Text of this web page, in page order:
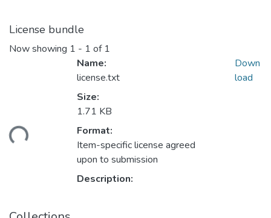
License bundle
Now showing 1 - 1 of 1
Name:
license.txt
Size:
1.71 KB
Format:
Item-specific license agreed
upon to submission
Description:
Down
load